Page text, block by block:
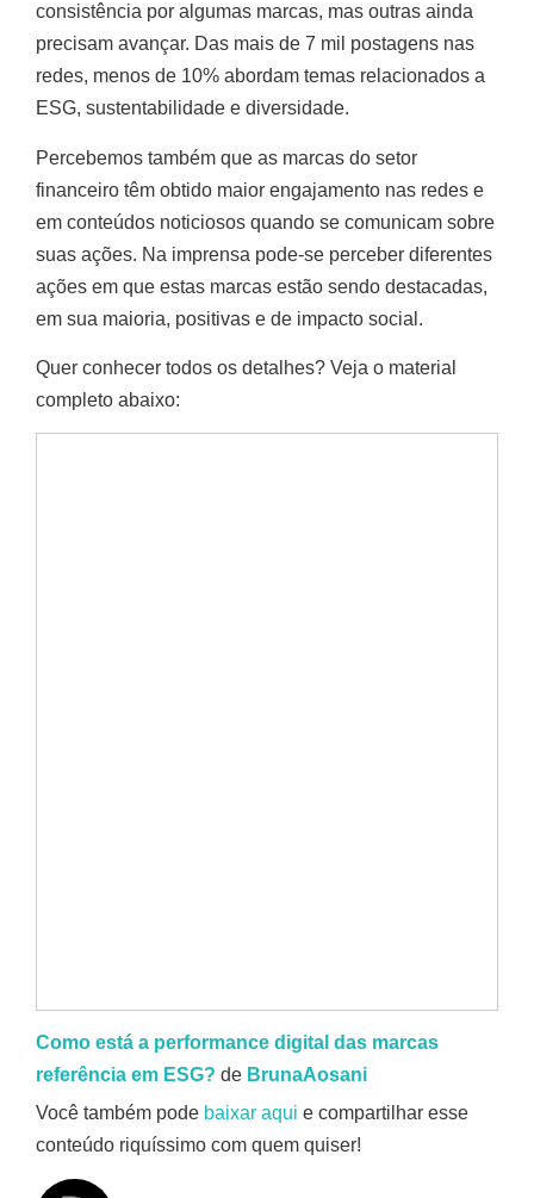
consistência por algumas marcas, mas outras ainda
precisam avançar. Das mais de 7 mil postagens nas
redes, menos de 10% abordam temas relacionados a
ESG, sustentabilidade e diversidade.
Percebemos também que as marcas do setor
financeiro têm obtido maior engajamento nas redes e
em conteúdos noticiosos quando se comunicam sobre
suas ações. Na imprensa pode-se perceber diferentes
ações em que estas marcas estão sendo destacadas,
em sua maioria, positivas e de impacto social.
Quer conhecer todos os detalhes? Veja o material
completo abaixo:
Como está a performance digital das marcas
referência em ESG? de BrunaAosani
Você também pode baixar aqui e compartilhar esse
conteúdo riquíssimo com quem quiser!